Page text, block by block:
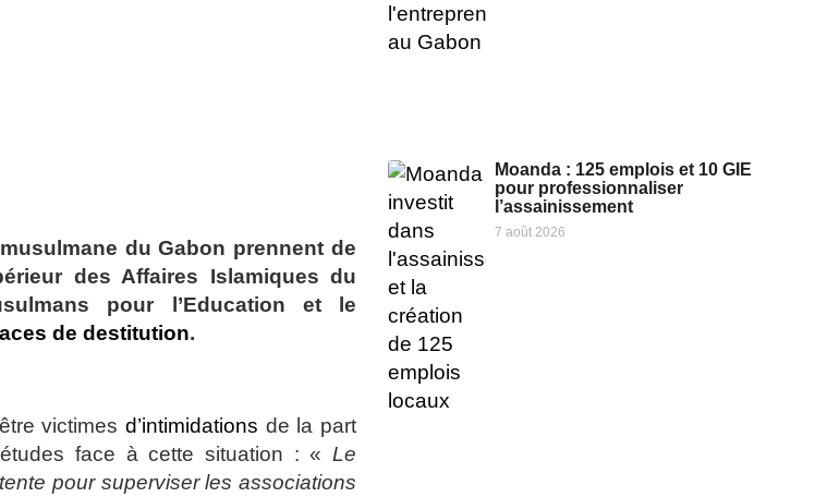
du Gabon prennent de
des Affaires Islamiques du
pour l’Education et le
de destitution.
victimesd’intimidations de la part
face à cette situation : «Le
pour superviser les associations
Moanda : 125 emplois et 10 GIE
pour professionnaliser
l’assainissement
7 août 2026